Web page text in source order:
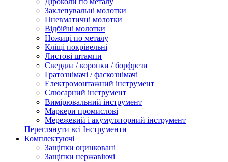
Заклепувальні молотки
Пневматичні молотки
Відбійні молотки
Ножиці по металу
Кліщі покрівельні
Листові штампи
Свердла / коронки / борфрези
Гратознімачі / фаскознімачі
Електромонтажний інструмент
Слюсарний інструмент
Вимірювальний інструмент
Маркери промислові
Мережевий і акумуляторний інструмент
Переглянути всі Інструменти
Комплектуючі
Защіпки оцинковані
Защіпки нержавіючі